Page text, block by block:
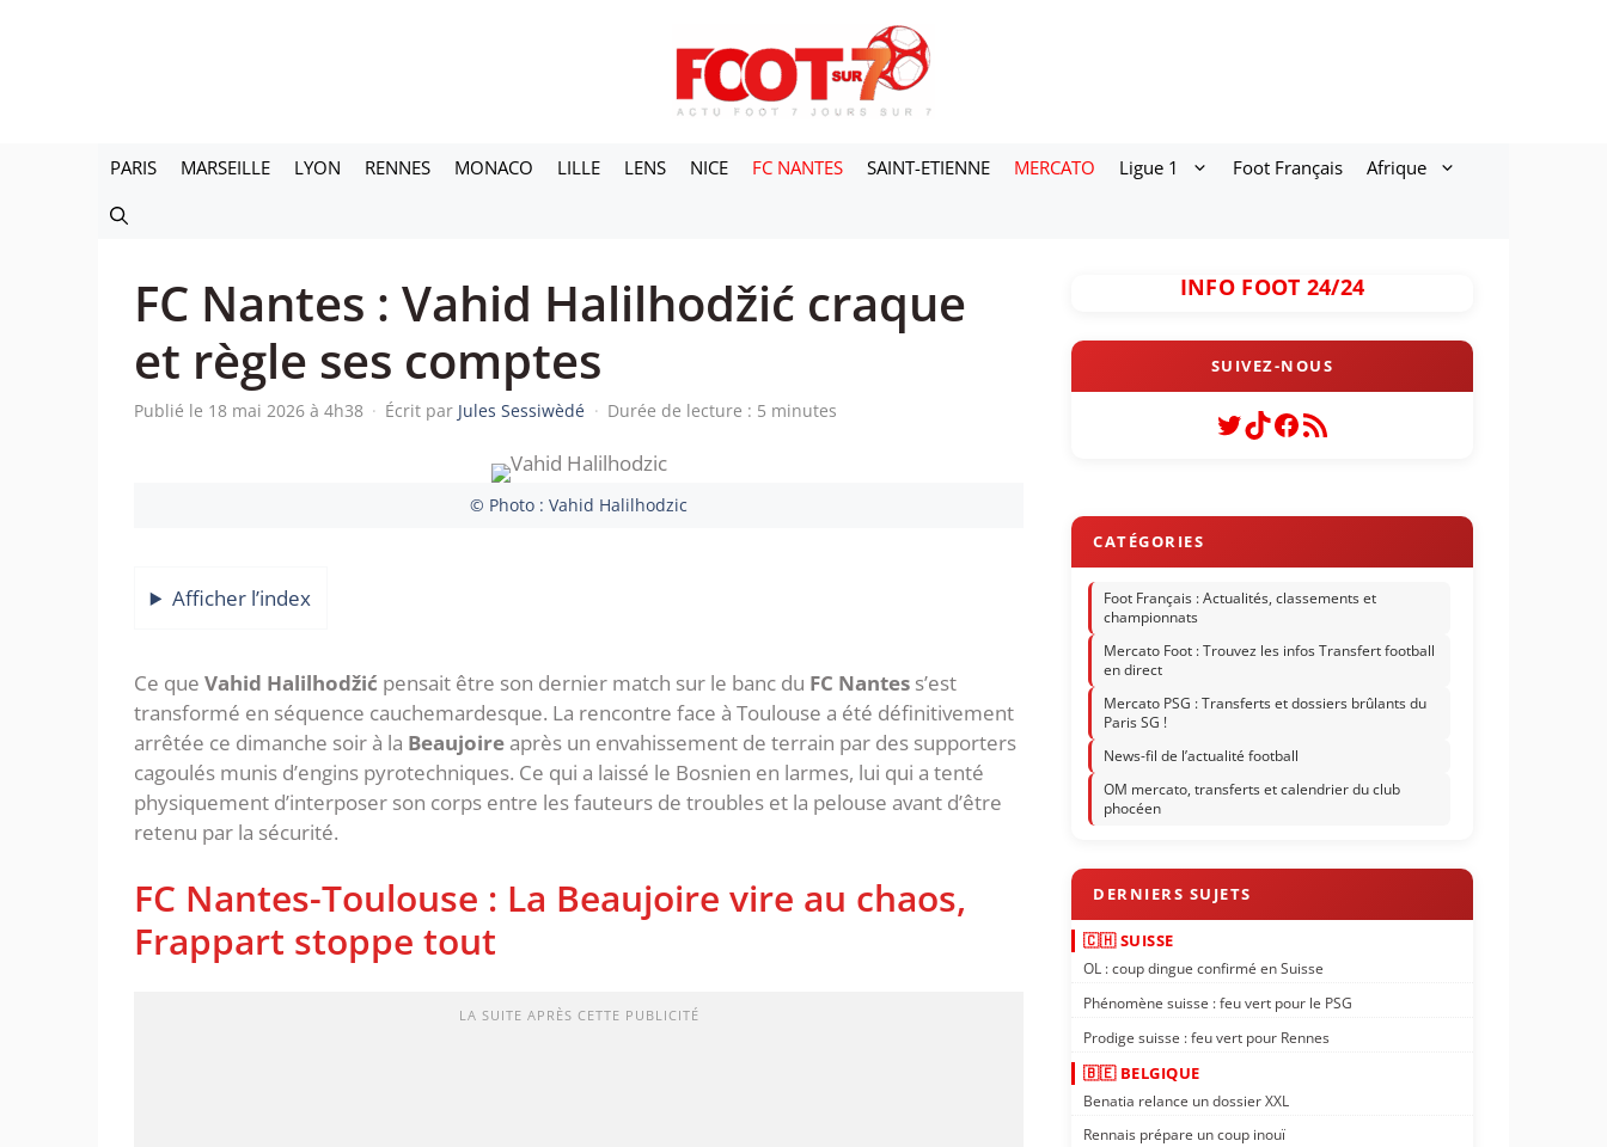
PARIS MARSEILLE LYON RENNES MONACO LILLE LENS NICE FC NANTES SAINT-ETIENNE MERCATO Ligue 1 Foot Français Afrique
FC Nantes : Vahid Halilhodžić craque
et règle ses comptes
Publié le 18 mai 2026 à 4h38 · Écrit par Jules Sessiwèdé · Durée de lecture : 5 minutes
© Photo : Vahid Halilhodzic
Afficher l’index
‎Ce que Vahid Halilhodžić pensait être son dernier match sur le banc du FC Nantes s’est
transformé en séquence cauchemardesque. La rencontre face à Toulouse a été définitivement
arrêtée ce dimanche soir à la Beaujoireaprès un envahissement de terrain par des supporters
cagoulés munis d’engins pyrotechniques. Ce qui a laissé le Bosnien en larmes, lui qui a tenté
physiquement d’interposer son corps entre les fauteurs de troubles et la pelouse avant d’être
retenu par la sécurité.
‎FC Nantes-Toulouse : La Beaujoire vire au chaos,
Frappart stoppe tout
LA SUITE APRÈS CETTE PUBLICITÉ
INFO FOOT 24/24
Twitter
TikTok
Facebook
Flux RSS
Foot Français : Actualités, classements et
championnats
Mercato Foot : Trouvez les infos Transfert football
en direct
Mercato PSG : Transferts et dossiers brûlants du
Paris SG !
News-fil de l’actualité football
OM mercato, transferts et calendrier du club
phocéen
🇨🇭 SUISSE
OL : coup dingue confirmé en Suisse
Phénomène suisse : feu vert pour le PSG
Prodige suisse : feu vert pour Rennes
🇧🇪 BELGIQUE
Benatia relance un dossier XXL
Rennais prépare un coup inouï